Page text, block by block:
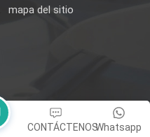
mapa del sitio
Whatsapp
CONTÁCTENOS